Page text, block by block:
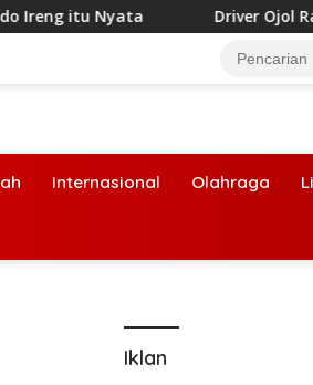
itu Nyata Driver Ojol Rawan
Internasional Olahraga
Iklan